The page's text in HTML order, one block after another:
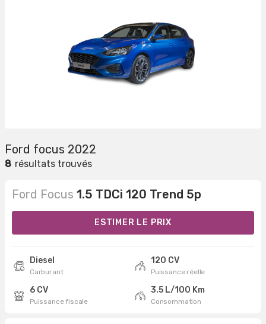
Ford focus 2022
8 résultats trouvés
Ford Focus 1.5 TDCi 120 Trend 5p
ESTIMER LE PRIX
Diesel
Carburant
120 CV
Puissance réelle
6 CV
Puissance fiscale
3.5 L/100 Km
Consommation